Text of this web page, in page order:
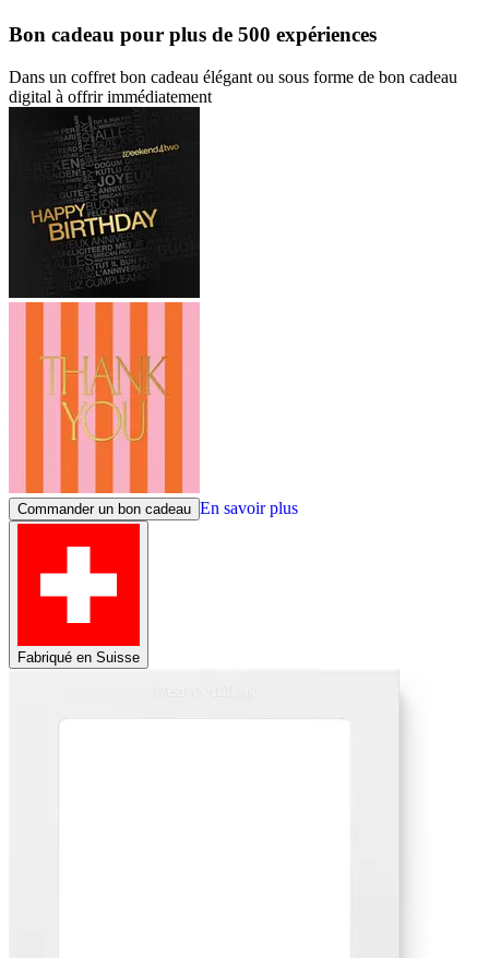
Bon cadeau pour plus de 500 expériences
Dans un coffret bon cadeau élégant ou sous forme de bon cadeau
digital à offrir immédiatement
Commander un bon cadeau En savoir plus
Fabriqué en Suisse